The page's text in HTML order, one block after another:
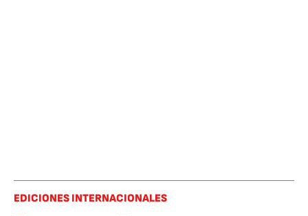
EDICIONES INTERNACIONALES